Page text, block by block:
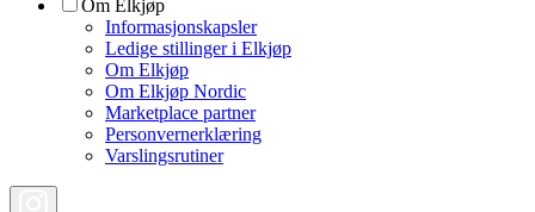
Om Elkjøp
Informasjonskapsler
Ledige stillinger i Elkjøp
Om Elkjøp
Om Elkjøp Nordic
Marketplace partner
Personvernerklæring
Varslingsrutiner